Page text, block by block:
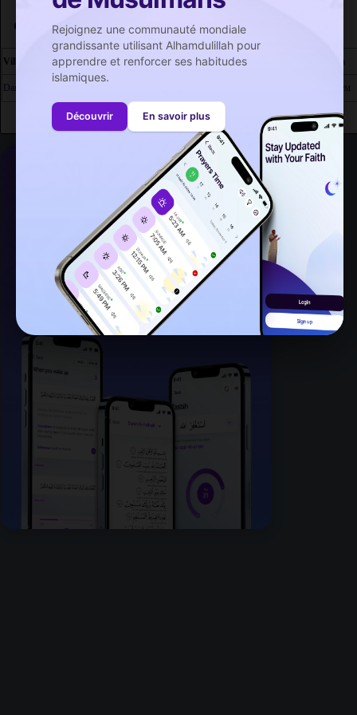
Rejoignez une communauté mondiale
grandissante utilisant Alhamdulillah pour
apprendre et renforcer ses habitudes
islamiques.
Découvrir En savoir plus
Calendrier Heure Salat Tanzanie
Ville Fajr Dhouhr Asr Isha
Dar es Salam PM
La Foi à Portée de Main
Lisez le Coran, explorez les Hadiths authentiques,
faites votre dhikr et renforcez votre adoration
quotidienne.
En savoir plus